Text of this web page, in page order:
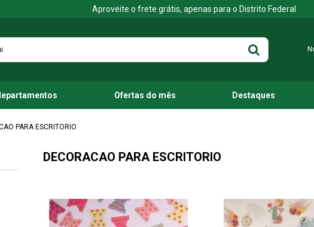
Aproveite o frete grátis, apenas para o Distrito Federal
Ofertas do mês Destaques
PARA ESCRITORIO
DECORACAO PARA ESCRITORIO